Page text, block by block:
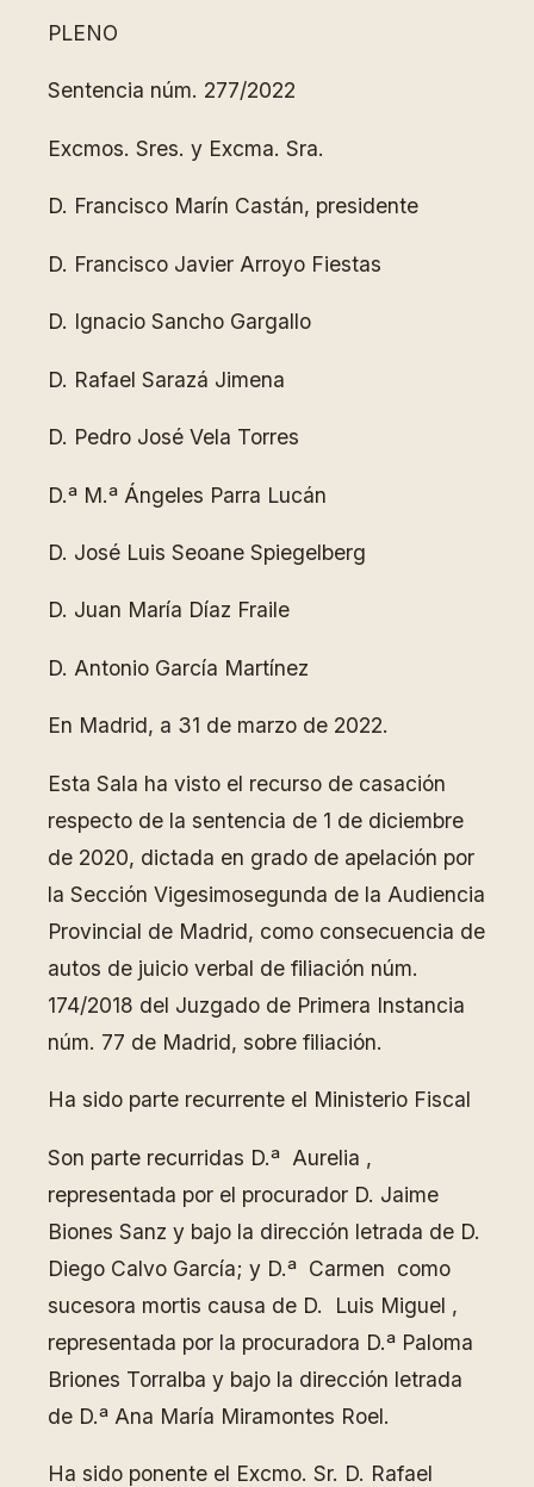
PLENO
Sentencia núm. 277/2022
Excmos. Sres. y Excma. Sra.
D. Francisco Marín Castán, presidente
D. Francisco Javier Arroyo Fiestas
D. Ignacio Sancho Gargallo
D. Rafael Sarazá Jimena
D. Pedro José Vela Torres
D.ª M.ª Ángeles Parra Lucán
D. José Luis Seoane Spiegelberg
D. Juan María Díaz Fraile
D. Antonio García Martínez
En Madrid, a 31 de marzo de 2022.
Esta Sala ha visto el recurso de casación
respecto de la sentencia de 1 de diciembre
de 2020, dictada en grado de apelación por
la Sección Vigesimosegunda de la Audiencia
Provincial de Madrid, como consecuencia de
autos de juicio verbal de filiación núm.
174/2018 del Juzgado de Primera Instancia
núm. 77 de Madrid, sobre filiación.
Ha sido parte recurrente el Ministerio Fiscal
Son parte recurridas D.ª Aurelia ,
representada por el procurador D. Jaime
Biones Sanz y bajo la dirección letrada de D.
Diego Calvo García; y D.ª Carmen como
sucesora mortis causa de D. Luis Miguel ,
representada por la procuradora D.ª Paloma
Briones Torralba y bajo la dirección letrada
de D.ª Ana María Miramontes Roel.
Ha sido ponente el Excmo. Sr. D. Rafael